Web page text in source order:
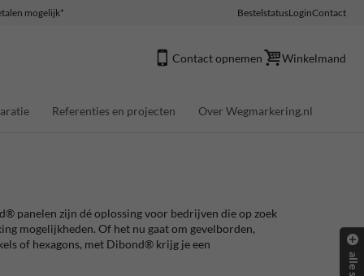
mogelijk* BestelstatusLoginContact
Contact opnemen Winkelmand
Referenties en projecten Over Wegmarkering.nl
panelen zijn dé oplossing voor bedrijven die op zoek
mogelijkheden. Of het nu gaat om gevelborden,
of hexagons, met Dibond® krijg je een